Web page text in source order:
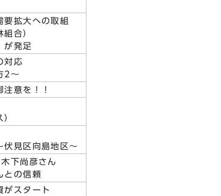
要拡大への取組
合）
が発足
対応
2～
意を！！
伏見区向島地区～
下尚彦さん
との信頼
がスタート